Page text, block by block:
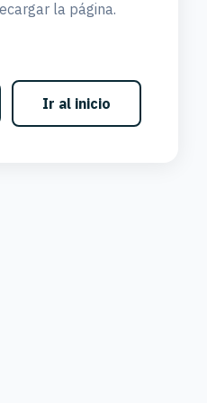
la página.
Ir al inicio